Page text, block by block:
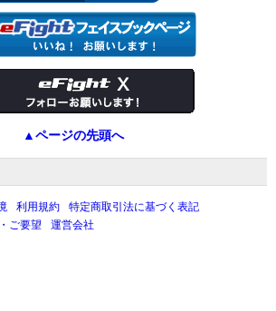
▲ページの先頭へ
利用規約
特定商取引法に基づく表記
ご要望 運営会社